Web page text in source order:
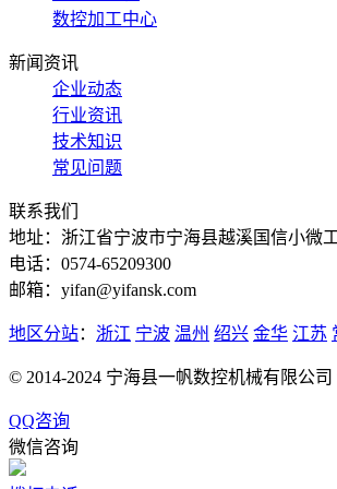
数控加工中心
新闻资讯
企业动态
行业资讯
技术知识
常见问题
联系我们
地址：浙江省宁波市宁海县越溪国信小微
电话：0574-65209300
邮箱：yifan@yifansk.com
地区分站： 浙江 宁波 温州 绍兴 金华 江苏
© 2014-2024 宁海县一帆数控机械有限公司
QQ咨询
微信咨询